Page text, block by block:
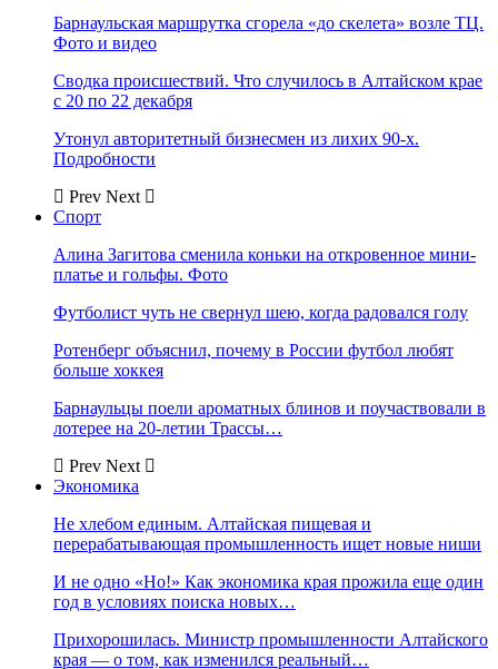
Барнаульская маршрутка сгорела «до скелета» возле ТЦ.
Фото и видео
Сводка происшествий. Что случилось в Алтайском крае
с 20 по 22 декабря
Утонул авторитетный бизнесмен из лихих 90-х.
Подробности
Prev Next
Спорт
Алина Загитова сменила коньки на откровенное мини-
платье и гольфы. Фото
Футболист чуть не свернул шею, когда радовался голу
Ротенберг объяснил, почему в России футбол любят
больше хоккея
Барнаульцы поели ароматных блинов и поучаствовали в
лотерее на 20-летии Трассы…
Prev Next
Экономика
Не хлебом единым. Алтайская пищевая и
перерабатывающая промышленность ищет новые ниши
И не одно «Но!» Как экономика края прожила еще один
год в условиях поиска новых…
Прихорошилась. Министр промышленности Алтайского
края — о том, как изменился реальный…